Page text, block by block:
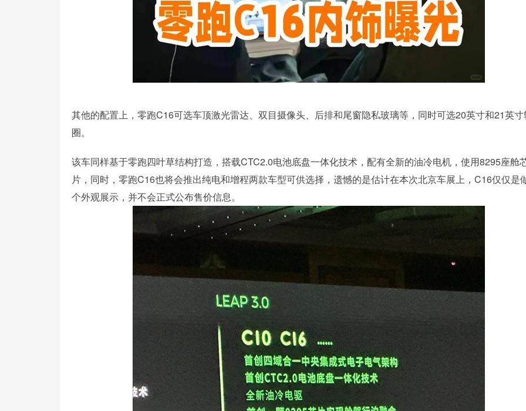
其他的配置上，零跑C16可选车顶激光雷达、双目摄像头、后排和尾窗隐私玻璃等，同时可选20英寸和21英寸
圈。
该车同样基于零跑四叶草结构打造，搭载CTC2.0电池底盘一体化技术，配有全新的油冷电机，使用8295座舱
片，同时，零跑C16也将会推出纯电和增程两款车型可供选择，遗憾的是估计在本次北京车展上，C16仅仅是
个外观展示，并不会正式公布售价信息。